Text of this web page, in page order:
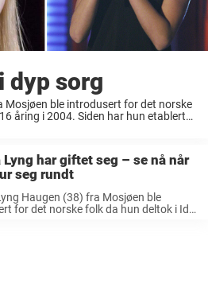
dyp sorg
Mosjøen ble introdusert for det norske
åring i 2004. Siden har hun etablert
Lyng har giftet seg – se nå når
seg rundt
Haugen (38) fra Mosjøen ble
for det norske folk da hun deltok i Idol